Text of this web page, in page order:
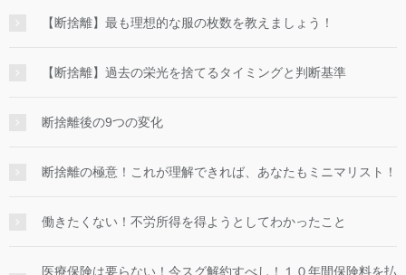
【断捨離】最も理想的な服の枚数を教えましょう！
【断捨離】過去の栄光を捨てるタイミングと判断基準
断捨離後の9つの変化
断捨離の極意！これが理解できれば、あなたもミニマリスト！
働きたくない！不労所得を得ようとしてわかったこと
医療保険は要らない！今スグ解約すべし！１０年間保険料を払